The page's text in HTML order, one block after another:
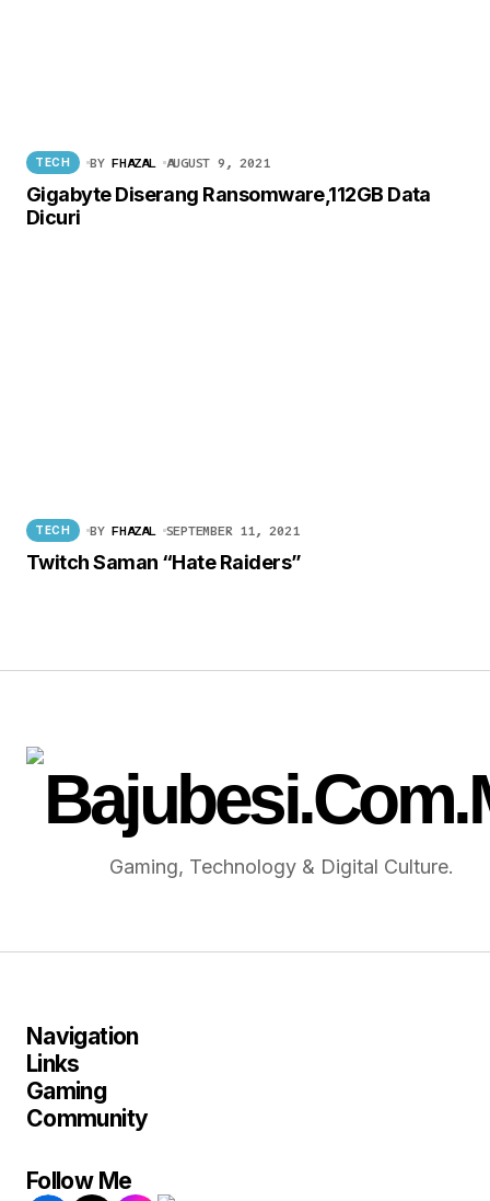
TECH BY FHAZAL AUGUST 9, 2021
Gigabyte Diserang Ransomware,112GB Data
Dicuri
TECH BY FHAZAL SEPTEMBER 11, 2021
Twitch Saman “Hate Raiders”
Gaming, Technology & Digital Culture.
Navigation
Links
Gaming
Community
Follow Me